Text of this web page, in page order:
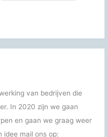
van bedrijven die
In 2020 zijn we gaan
en gaan we graag weer
idee mail ons op: